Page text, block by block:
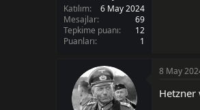
a
t
a
n
a
i
Katılım
6 May 2024
Mesajlar
69
Tepkime puanı
12
Puanları
1
8 May
Hetzner